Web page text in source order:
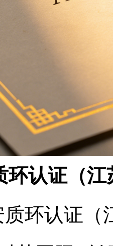
环认证（
环认证（